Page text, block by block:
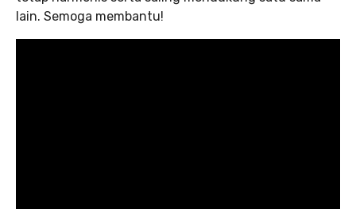
lain. Semoga membantu!